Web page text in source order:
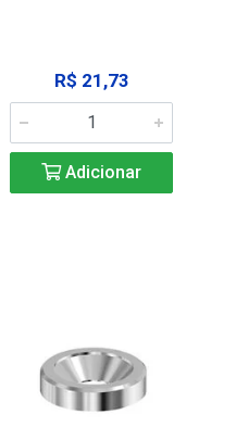
R$ 21,73
Adicionar